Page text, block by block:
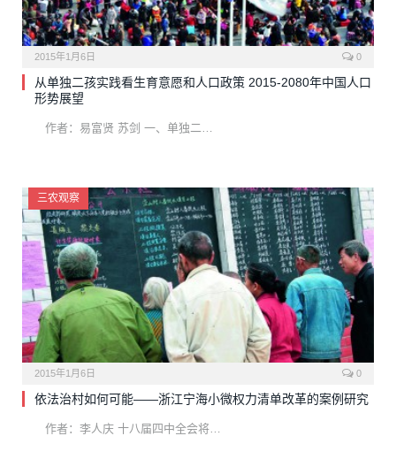
2015年1月6日 0
从单独二孩实践看生育意愿和人口政策 2015-2080年中国人口
形势展望
作者：易富贤 苏剑 一、单独二…
三农观察
2015年1月6日 0
依法治村如何可能——浙江宁海小微权力清单改革的案例研究
作者：李人庆 十八届四中全会将…